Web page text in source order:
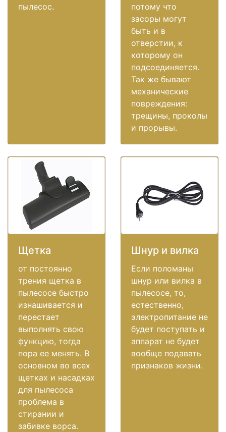
пылесос.
потому что
засоры могут
быть и в
отверстии, к
которому он
подсоединяется.
Так же бывают
механические
повреждения:
трещины, проколы
и прорывы.
Щетка
от постоянно
трения щетка в
пылесосе быстро
изнашивается и
перестает
выполнять свою
функцию, тогда
пора ее менять. В
основном во всех
щетках и насадках
для пылесоса
проблема в
стирании и
забивке ворса.
Шнур и вилка
Если поломаны
шнур или вилка в
пылесосе, то,
естественно,
электропитание не
будет поступать и
аппарат не будет
вообще подавать
признаков жизни.